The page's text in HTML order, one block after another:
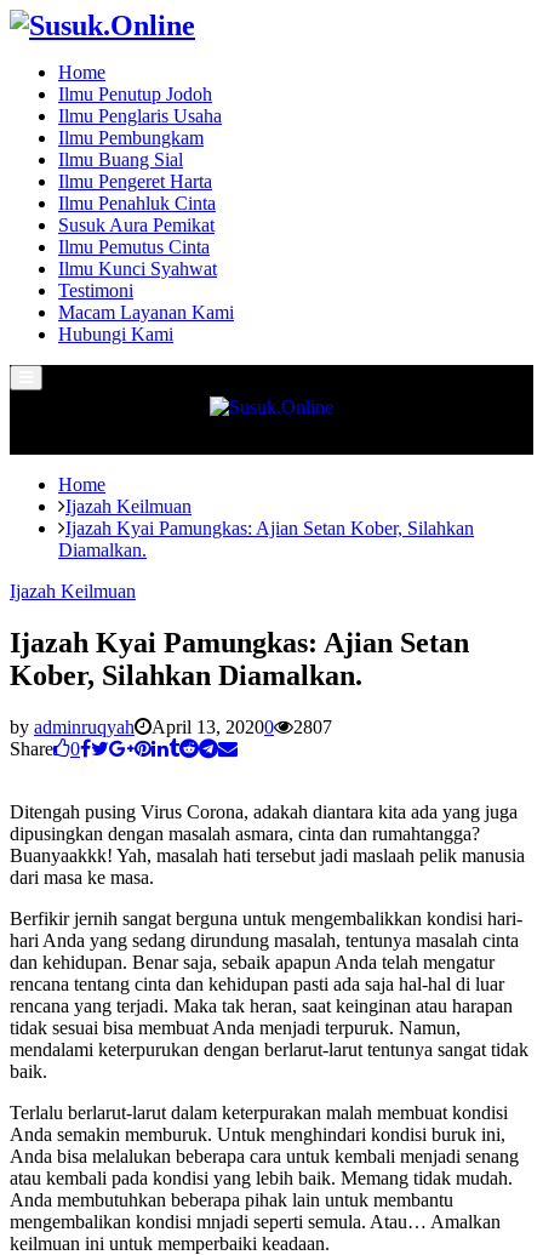
Home
Ilmu Penutup Jodoh
Ilmu Penglaris Usaha
Ilmu Pembungkam
Ilmu Buang Sial
Ilmu Pengeret Harta
Ilmu Penahluk Cinta
Susuk Aura Pemikat
Ilmu Pemutus Cinta
Ilmu Kunci Syahwat
Testimoni
Macam Layanan Kami
Hubungi Kami
Menu
Home
Ijazah Keilmuan
Ijazah Kyai Pamungkas: Ajian Setan Kober, Silahkan
Diamalkan.
Ijazah Keilmuan
Ijazah Kyai Pamungkas: Ajian Setan
Kober, Silahkan Diamalkan.
by adminruqyah April 13, 20200
2807
Share
0
Ditengah pusing Virus Corona, adakah diantara kita ada yang juga
dipusingkan dengan masalah asmara, cinta dan rumahtangga?
Buanyaakkk! Yah, masalah hati tersebut jadi maslaah pelik manusia
dari masa ke masa.
Berfikir jernih sangat berguna untuk mengembalikkan kondisi hari-
hari Anda yang sedang dirundung masalah, tentunya masalah cinta
dan kehidupan. Benar saja, sebaik apapun Anda telah mengatur
rencana tentang cinta dan kehidupan pasti ada saja hal-hal di luar
rencana yang terjadi. Maka tak heran, saat keinginan atau harapan
tidak sesuai bisa membuat Anda menjadi terpuruk. Namun,
mendalami keterpurukan dengan berlarut-larut tentunya sangat tidak
baik.
Terlalu berlarut-larut dalam keterpurakan malah membuat kondisi
Anda semakin memburuk. Untuk menghindari kondisi buruk ini,
Anda bisa melalukan beberapa cara untuk kembali menjadi senang
atau kembali pada kondisi yang lebih baik. Memang tidak mudah.
Anda membutuhkan beberapa pihak lain untuk membantu
mengembalikan kondisi mnjadi seperti semula. Atau… Amalkan
keilmuan ini untuk memperbaiki keadaan.